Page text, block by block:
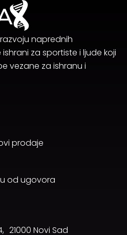
naprednih
za sportiste i ljude koji
vezane za ishranu i
prodaje
od ugovora
21000 Novi Sad